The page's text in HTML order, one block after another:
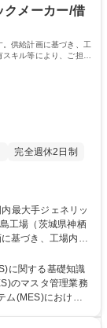
クメーカー/借
供給計画に基づき、工
キル等により、ご担当
完全週休2日制
基づき、工場内で
有スキル等によ
託品関連） ・原価
予算関連） ・シス
に関する基礎知識
のマスタ管理業務